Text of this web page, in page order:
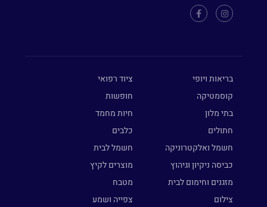
בריאות ויופי
ציוד רפואי
קוסמטיקה
חופשות
בתי מלון
חיות מחמד
חתולים
כלבים
חשמל ואלקטרוניקה
חשמל לבית
כביסה ניקיון וגיהוץ
מוצרים לקיץ
מזגנים וחימום לבית
מטבח
צילום
צפייה ושמע